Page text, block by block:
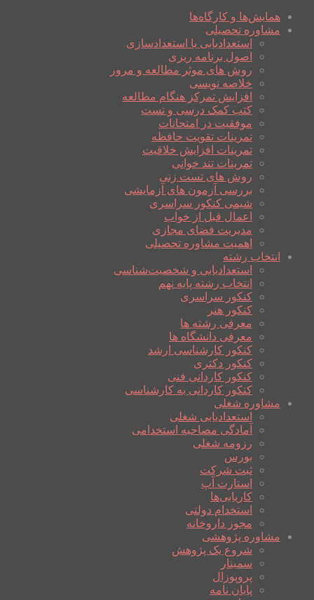
همایش‌ها و کارگاه‌ها
مشاوره تحصیلی
استعدادیابی یا استعدادسازی
اصول برنامه ریزی
روش های موثر مطالعه و مرور
خلاصه نویسی
افزایش تمرکز هنگام مطالعه
کتب کمک درسی و تست
موفقیت در امتحانات
تمرینات تقویت حافظه
تمرینات افزایش خلاقیت
تمرینات تند خوانی
روش های تست زنی
بررسی آزمون های آزمایشی
شیمی کنکور سراسری
اعمال قبل از خواب
مدیریت فضای مجازی
اهمیت مشاوره تحصیلی
انتخاب رشته
استعدادیابی و شخصیت‌شناسی
انتخاب رشته پایه نهم
کنکور سراسری
کنکور هنر
معرفی رشته ها
معرفی دانشگاه ها
کنکور کارشناسی ارشد
کنکور دکتری
کنکور کاردانی فنی
کنکور کاردانی به کارشناسی
مشاوره شغلی
استعدادیابی شغلی
آمادگی مصاحبه استخدامی
رزومه شغلی
بورس
ثبت شرکت
استارت آپ
کاریابی‌ها
استخدام دولتی
مجوز داروخانه
مشاوره پژوهشی
شروع یک پژوهش
سمینار
پروپوزال
پایان نامه